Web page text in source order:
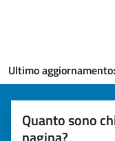
Ultimo aggiornamento:
Quanto sono